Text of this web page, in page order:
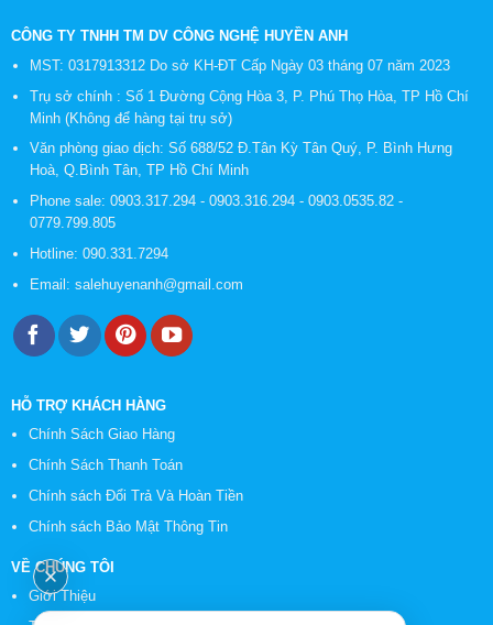
CÔNG TY TNHH TM DV CÔNG NGHỆ HUYỀN ANH
MST: 0317913312 Do sở KH-ĐT Cấp Ngày 03 tháng 07 năm 2023
Trụ sở chính : Số 1 Đường Cộng Hòa 3, P. Phú Thọ Hòa, TP Hồ Chí
Minh (Không để hàng tại trụ sở)
Văn phòng giao dịch: Số 688/52 Đ.Tân Kỳ Tân Quý, P. Bình Hưng
Hoà, Q.Bình Tân, TP Hồ Chí Minh
Phone sale: 0903.317.294 - 0903.316.294 - 0903.0535.82 -
0779.799.805
Hotline: 090.331.7294
Email: salehuyenanh@gmail.com
HỖ TRỢ KHÁCH HÀNG
Chính Sách Giao Hàng
Chính Sách Thanh Toán
Chính sách Đổi Trả Và Hoàn Tiền
Chính sách Bảo Mật Thông Tin
VỀ CHÚNG TÔI
Giới Thiệu